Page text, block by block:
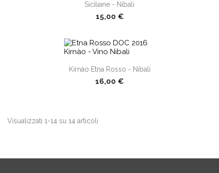
Siciliane - Nibali
15,00 €
shopping_cart
Kirnào Etna Rosso - Nibali
16,00 €
Visualizzati 1-14 su 14 articoli